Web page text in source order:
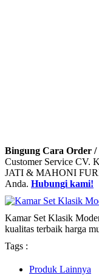
Bingung Cara Order /
Customer Service
JATI & MAHONI
Anda. Hubungi kami!
Kamar Set Klasik
kualitas terbaik harga
Tags :
Produk Lainnya